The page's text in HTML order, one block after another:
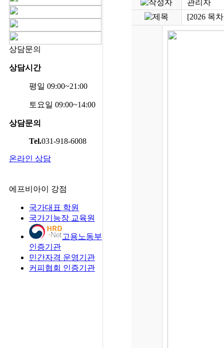
상담문의
상담시간
평일 09:00~21:00
토요일 09:00~14:00
상담문의
Tel.031-918-6008
온라인 상담
에프비아이 강점
국가대표 학원
국가기능장 교육원
고용노동부
인증기관
민간자격 운영기관
커피협회 인증기관
관리자
[2026 목